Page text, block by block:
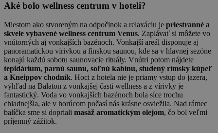
Aké bolo wellness centrum v hoteli?
Miestom ako stvoreným na odpočinok a relaxáciu je priestranné a
skvele vybavené wellness centrum Venus. Zaplávať si môžete vo
vnútorných aj vonkajších bazénoch. Vonkajší areál disponuje aj
panoramatickou vírivkou a fínskou saunou, kde sa v hlavnej sezóne
konajú každú sobotu saunovacie rituály. Vnútri potom nájdete
tepidárium, parnú saunu, soľnú kabínu, studený rímsky kúpeľ
a Kneippov chodník. Hoci z hotela nie je priamy vstup do jazera,
výhľad na Balaton z vonkajšej časti wellness a z vírivky je
fantastický. Voda vo vonkajších bazénoch bola síce trochu
chladnejšia, ale v horúcom počasí nás krásne osviežila. Nad rámec
balíčka sme si dopriali masáž aromatickým olejom, čo bol veľmi
príjemný zážitok.